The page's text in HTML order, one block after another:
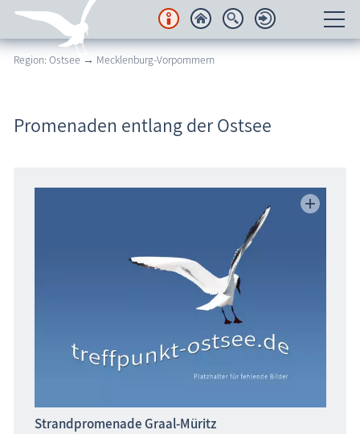
Unterkünfte
Karten
Region: Ostsee → Mecklenburg-Vorpommern
Promenaden entlang der Ostsee
Strandpromenade Graal-Müritz